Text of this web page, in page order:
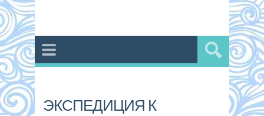
ЭКСПЕДИЦИЯ К